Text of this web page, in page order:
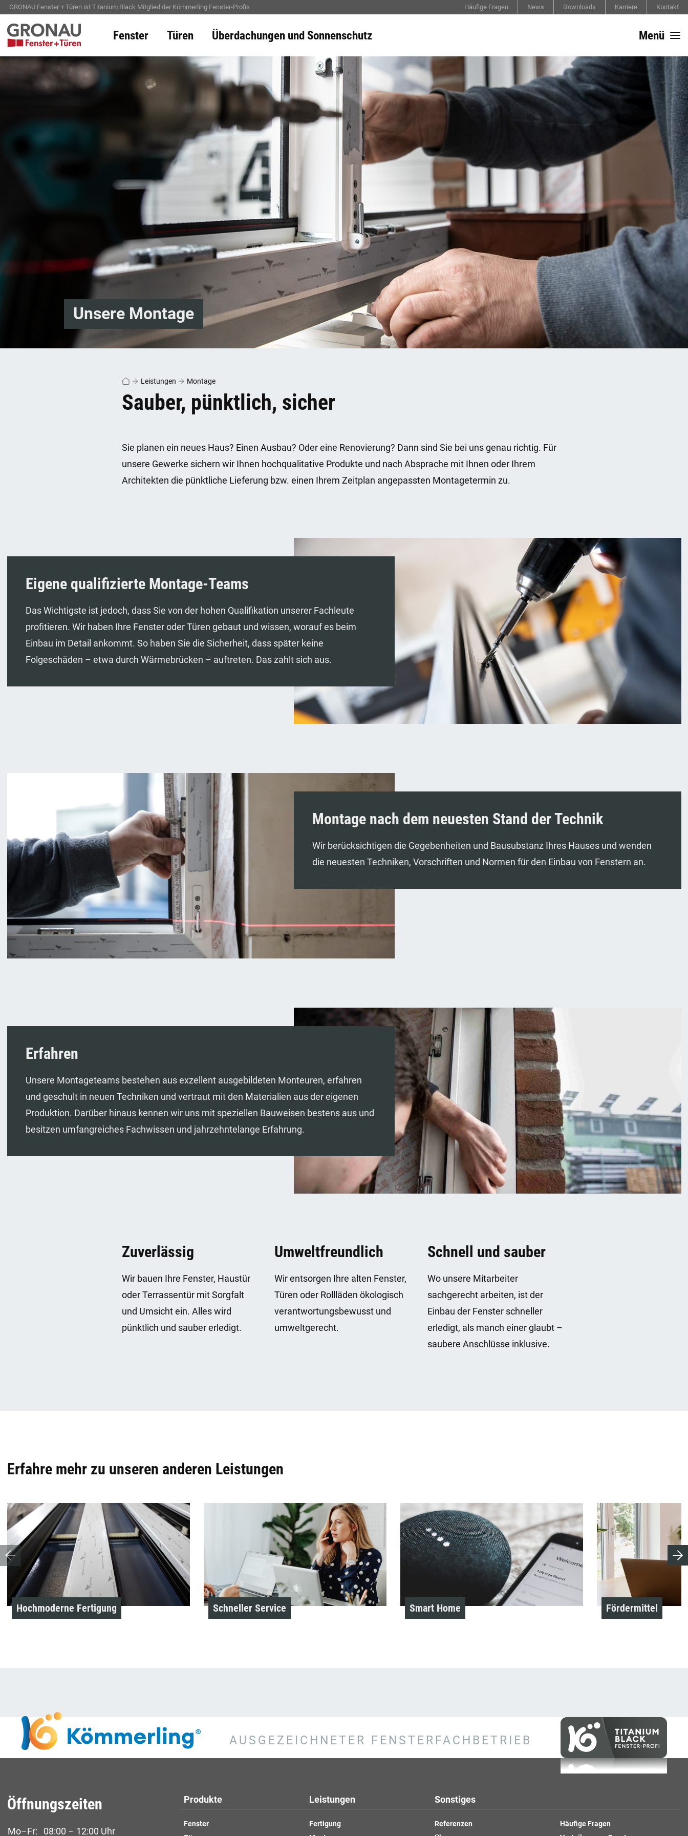
GRONAU Fenster + Türen ist Titanium Black Mitglied der Kömmerling Fenster-Profis Häufige Fragen News Downloads Karriere Kontakt
Fenster Türen Überdachungen und Sonnenschutz Menü
Unsere Montage
Leistungen Montage
Sauber, pünktlich, sicher
Sie planen ein neues Haus? Einen Ausbau? Oder eine Renovierung? Dann sind Sie bei uns genau richtig. Für
unsere Gewerke sichern wir Ihnen hochqualitative Produkte und nach Absprache mit Ihnen oder Ihrem
Architekten die pünktliche Lieferung bzw. einen Ihrem Zeitplan angepassten Montagetermin zu.
Eigene qualifizierte Montage-Teams
Das Wichtigste ist jedoch, dass Sie von der hohen Qualifikation unserer Fachleute
profitieren. Wir haben Ihre Fenster oder Türen gebaut und wissen, worauf es beim
Einbau im Detail ankommt. So haben Sie die Sicherheit, dass später keine
Folgeschäden – etwa durch Wärmebrücken – auftreten. Das zahlt sich aus.
Montage nach dem neuesten Stand der Technik
Wir berücksichtigen die Gegebenheiten und Bausubstanz Ihres Hauses und wenden
die neuesten Techniken, Vorschriften und Normen für den Einbau von Fenstern an.
Erfahren
Unsere Montageteams bestehen aus exzellent ausgebildeten Monteuren, erfahren
und geschult in neuen Techniken und vertraut mit den Materialien aus der eigenen
Produktion. Darüber hinaus kennen wir uns mit speziellen Bauweisen bestens aus und
besitzen umfangreiches Fachwissen und jahrzehntelange Erfahrung.
Zuverlässig
Wir bauen Ihre Fenster, Haustür
oder Terrassentür mit Sorgfalt
und Umsicht ein. Alles wird
pünktlich und sauber erledigt.
Umweltfreundlich
Wir entsorgen Ihre alten Fenster,
Türen oder Rollläden ökologisch
verantwortungsbewusst und
umweltgerecht.
Schnell und sauber
Wo unsere Mitarbeiter
sachgerecht arbeiten, ist der
Einbau der Fenster schneller
erledigt, als manch einer glaubt –
saubere Anschlüsse inklusive.
Erfahre mehr zu unseren anderen Leistungen
Hochmoderne Fertigung Schneller Service Smart Home Fördermittel
AUSGEZEICHNETER FENSTERFACHBETRIEB
Öffnungszeiten
Mo–Fr: 08:00 – 12:00 Uhr
Produkte
Fenster
Leistungen
Fertigung
Sonstiges
Referenzen
Häufige Fragen